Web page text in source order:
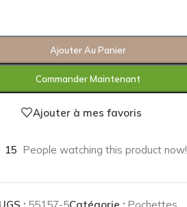
Ajouter Au Panier
Commander Maintenant
Ajouter à mes favoris
15 People watching this product now!